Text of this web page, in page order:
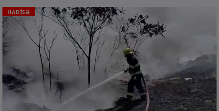
HADİSƏ